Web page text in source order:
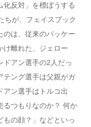
化反対」を標ぼうする
ちが、フェイスブック
のは、従来のパッケー
け離れた、ジェロー
ドアン選手の2人だっ
テング選手は父親がガ
アン選手はトルコ出
るつもりなのか？ 何か
もの顔？」などといっ